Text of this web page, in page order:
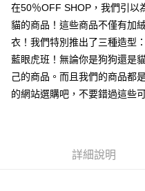
2.付款方式選擇「大哥付你分期」
流程，驗證手機門號後，選擇欲分
成交易。
3.實際核准額度、可分期數及費用
4.訂單成立30分鐘內，如未前往確
法說明評估內容。
【繳款方式說明】
相關說明
【關於「AFTEE先享後付」】
AFTEE先享後付是「在收到商品
便利好安心！
１．簡單：不需註冊會員、不需綁
２．便利：只要手機號碼，簡訊認
２．訂單成立數日內，您將收到繳
３．收到繳費通知簡訊後14天內
運送方式
全家取貨付款
在50％OFF SHOP，我們引以
貓的商品！這些商品不僅有加
衣！我們特別推出了三種造型
藍眼虎班！無論你是狗狗還是
己的商品。而且我們的商品都
的網站選購吧，不要錯過這些
詳細說明